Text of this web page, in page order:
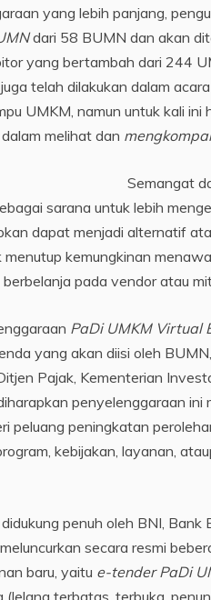
yang lebih panjang,
dari 58 BUMN dan akan
yang bertambah dari 244
telah dilakukan dalam
UMKM, namun untuk kali
melihat dan
Semangat
sarana untuk lebih
dapat menjadi alternatif
kemungkinan
pada vendor atau
PaDi UMKM Virtual
yang akan diisi oleh
Pajak, Kementerian
penyelenggaraan
peluang peningkatan
kebijakan, layanan,
penuh oleh BNI,
secara resmi
baru, yaitu e-tender PaDi
terbatas, terbuka,